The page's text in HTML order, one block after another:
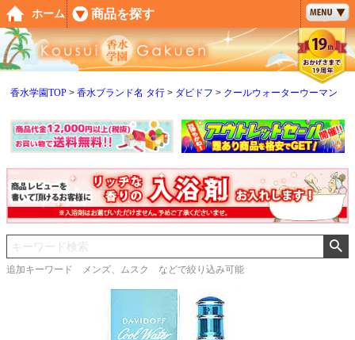
香水学園TOP 香水ブランド名 タ行 ダビドフ クールウォーターウーマン
追加キーワード メンズ、ムスク などで絞り込み可能
ペー
ジト
ップ
へ
ホーム 商品を探す